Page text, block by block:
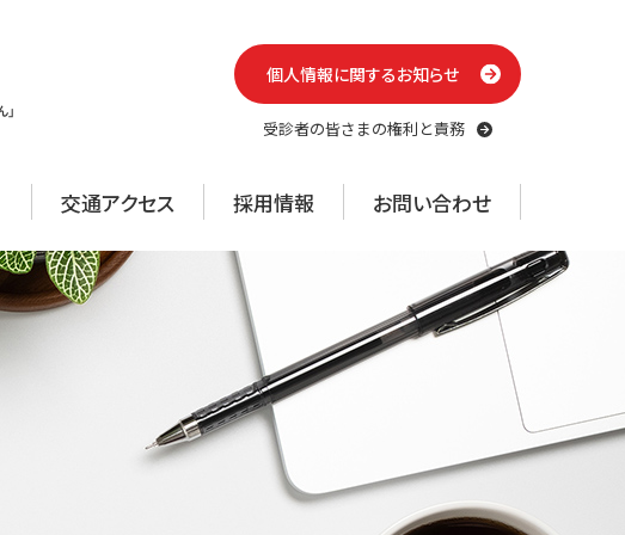
個人情報に関するお知らせ
受診者の皆さまの権利と責務
交通アクセス 採用情報 お問い合わせ